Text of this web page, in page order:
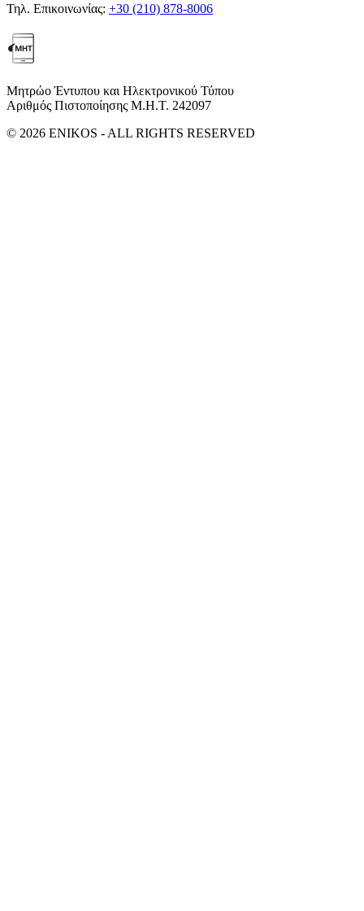
Τηλ. Επικοινωνίας: +30 (210) 878-8006
Μητρώο Έντυπου και Ηλεκτρονικού Τύπου
Αριθμός Πιστοποίησης Μ.Η.Τ. 242097
© 2026 ENIKOS - ALL RIGHTS RESERVED